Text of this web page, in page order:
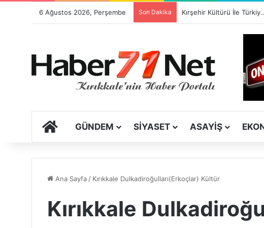
6 Ağustos 2026, Perşembe Son Dakika Kırşehir Kültürü İle Türkiyeye
ANA SAYFA
GÜNDEM SIYASET ASAYIŞ
Ana Sayfa/ Kırıkkale Dulkadiroğulları(Erkoçlar) Kültür
Kırıkkale